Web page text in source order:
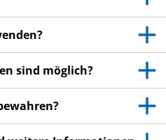
bemerken, wenden Sie
nicht in dieser
sind. Siehe Abschnitt
sind möglich?